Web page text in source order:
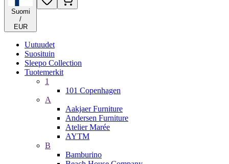
Suomi
/
EUR
Uutuudet
Suosituin
Sleepo Collection
Tuotemerkit
1
101 Copenhagen
A
Aakjaer Furniture
Andersen Furniture
Atelier Marée
AYTM
B
Bamburino